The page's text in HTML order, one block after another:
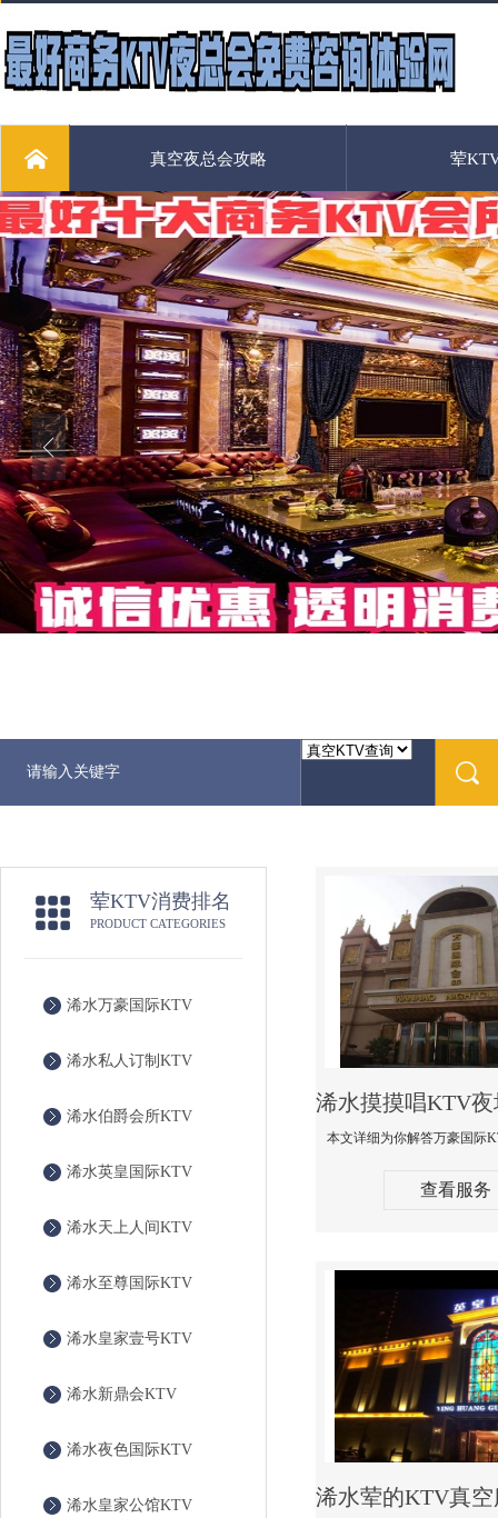
真空夜总会攻略 荤
荤KTV消费排名
PRODUCT CATEGORIES
浠水万豪国际KTV
浠水私人订制KTV
浠水伯爵会所KTV
浠水英皇国际KTV
浠水天上人间KTV
浠水至尊国际KTV
浠水皇家壹号KTV
浠水新鼎会KTV
浠水夜色国际KTV
浠水皇家公馆KTV
查看服务